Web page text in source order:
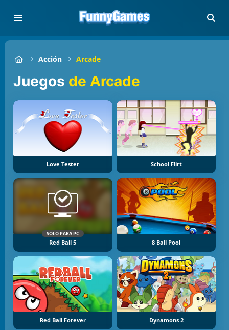
Acción Arcade
Juegos de Arcade
Love Tester School Flirt
SOLO PARA PC
Red Ball 5 8 Ball Pool
Red Ball Forever Dynamons 2